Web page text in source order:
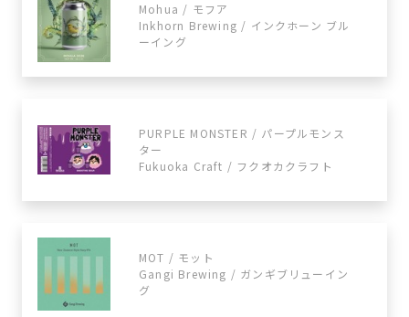
Mohua / モフア
Inkhorn Brewing / インクホーン ブル
ーイング
PURPLE MONSTER / パープルモンス
ター
Fukuoka Craft / フクオカクラフト
MOT / モット
Gangi Brewing / ガンギブリューイン
グ